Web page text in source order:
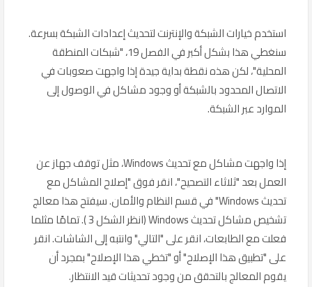
استخدم خيارات الشبكة والإنترنت لتحديث إعدادات الشبكة بسرعة.
سنغطي هذا بشكل أكبر في الفصل 19، "شبكات المنطقة
المحلية"، لكن هذه نقطة بداية جيدة إذا واجهت صعوبات في
الاتصال المحدود بالشبكة أو وجود مشاكل في الوصول إلى
الموارد عبر الشبكة.
إذا واجهت مشاكل مع تحديث Windows، مثل توقف جهاز عن
العمل بعد "ثلاثاء التصحيح"، انقر فوق "إصلاح المشاكل مع
تحديث Windows" في قسم النظام والأمان. سيفتح هذا معالج
تشخيص مشاكل تحديث Windows (انظر الشكل 3 ). تمامًا مثلما
فعلت مع الطابعات، انقر على "التالي" وانتبه إلى الشاشات. انقر
على "تطبيق هذا الإصلاح" أو "تخطي هذا الإصلاح" بمجرد أن
يقوم المعالج بالتحقق من وجود تحديثات قيد الانتظار.